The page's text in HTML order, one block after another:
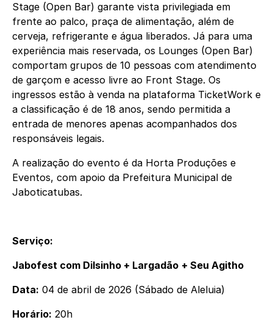
Stage (Open Bar) garante vista privilegiada em
frente ao palco, praça de alimentação, além de
cerveja, refrigerante e água liberados. Já para uma
experiência mais reservada, os Lounges (Open Bar)
comportam grupos de 10 pessoas com atendimento
de garçom e acesso livre ao Front Stage. Os
ingressos estão à venda na plataforma TicketWork e
a classificação é de 18 anos, sendo permitida a
entrada de menores apenas acompanhados dos
responsáveis legais.
A realização do evento é da Horta Produções e
Eventos, com apoio da Prefeitura Municipal de
Jaboticatubas.
Serviço:
Jabofest com Dilsinho + Largadão + Seu Agitho
Data: 04 de abril de 2026 (Sábado de Aleluia)
Horário: 20h